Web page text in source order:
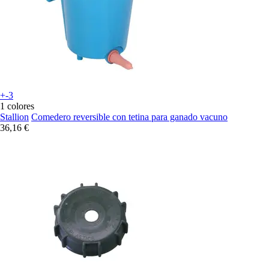
+-3
1 colores
Stallion Comedero reversible con tetina para ganado vacuno
36,16 €